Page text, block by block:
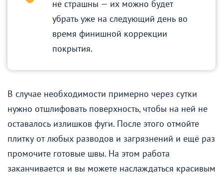
не страшны — их можно будет
убрать уже на следующий день во
время финишной коррекции
покрытия.
В случае необходимости примерно через сутки
нужно отшлифовать поверхность, чтобы на ней не
оставалось излишков фуги. После этого отмойте
плитку от любых разводов и загрязнений и ещё раз
промочите готовые швы. На этом работа
заканчивается и вы можете наслаждаться красивым